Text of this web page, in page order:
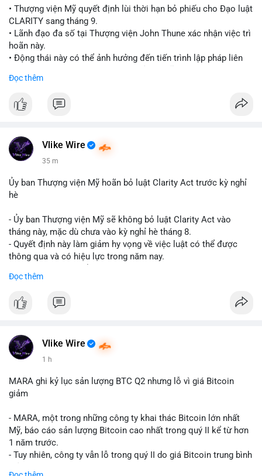
• Thượng viện Mỹ quyết định lùi thời hạn bỏ phiếu cho Đạo luật
CLARITY sang tháng 9.
• Lãnh đạo đa số tại Thượng viện John Thune xác nhận việc trì
hoãn này.
• Động thái này có thể ảnh hưởng đến tiến trình lập pháp liên
📰 Nguồn: Cointelegraph
Đọc thêm
Vlike Wire
35 m
Ủy ban Thượng viện Mỹ hoãn bỏ luật Clarity Act trước kỳ nghỉ
hè
- Ủy ban Thượng viện Mỹ sẽ không bỏ luật Clarity Act vào
tháng này, mặc dù chưa vào kỳ nghỉ hè tháng 8.
- Quyết định này làm giảm hy vọng về việc luật có thể được
thông qua và có hiệu lực trong năm nay.
mục chứng chỉ cho tài sản số tại Mỹ.
và phát triển thị trường crypto tại Mỹ.
#vlikevn #titanbot
📰 Nguồn: CoinDesk
Đọc thêm
Vlike Wire
1 h
MARA ghi kỷ lục sản lượng BTC Q2 nhưng lỗ vì giá Bitcoin
giảm
- MARA, một trong những công ty khai thác Bitcoin lớn nhất
Mỹ, báo cáo sản lượng Bitcoin cao nhất trong quý II kể từ hơn
1 năm trước.
- Tuy nhiên, công ty vẫn lỗ trong quý II do giá Bitcoin trung bình